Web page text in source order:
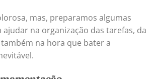
mas, preparamos algumas
ajudar na organização das tarefas, da
na hora que bater a